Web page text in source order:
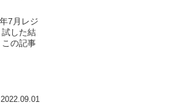
7月レジ
した結
の記事
2022.09.01